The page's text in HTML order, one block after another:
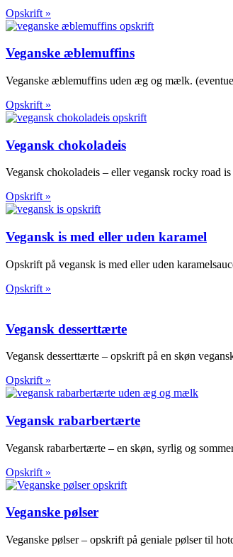
Opskrift »
Veganske æblemuffins
Veganske æblemuffins uden æg og mælk.
Opskrift »
Vegansk chokoladeis
Vegansk chokoladeis – eller vegansk rocky road
Opskrift »
Vegansk is med eller uden karamel
Opskrift på vegansk is med eller uden
Opskrift »
Vegansk desserttærte
Vegansk desserttærte – opskrift på en skøn
Opskrift »
Vegansk rabarbertærte
Vegansk rabarbertærte – en skøn, syrlig og
Opskrift »
Veganske pølser
Veganske pølser – opskrift på geniale pølser til